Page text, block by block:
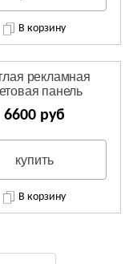
В корзину
рекламная
панель
кристалайт
6600 руб
купить
В корзину